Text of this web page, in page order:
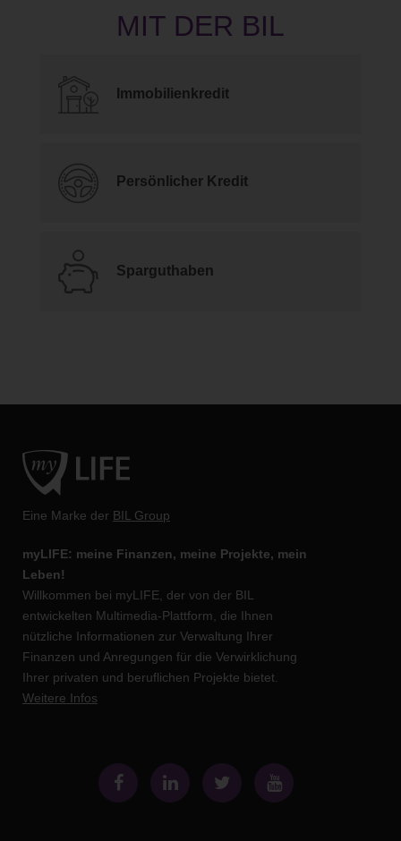
Immobilienkredit
Persönlicher Kredit
Sparguthaben
Eine Marke der BIL Group
myLIFE: meine Finanzen, meine Projekte, mein
Leben!
Willkommen bei myLIFE, der von der BIL
entwickelten Multimedia-Plattform, die Ihnen
nützliche Informationen zur Verwaltung Ihrer
Finanzen und Anregungen für die Verwirklichung
Ihrer privaten und beruflichen Projekte bietet.
Weitere Infos